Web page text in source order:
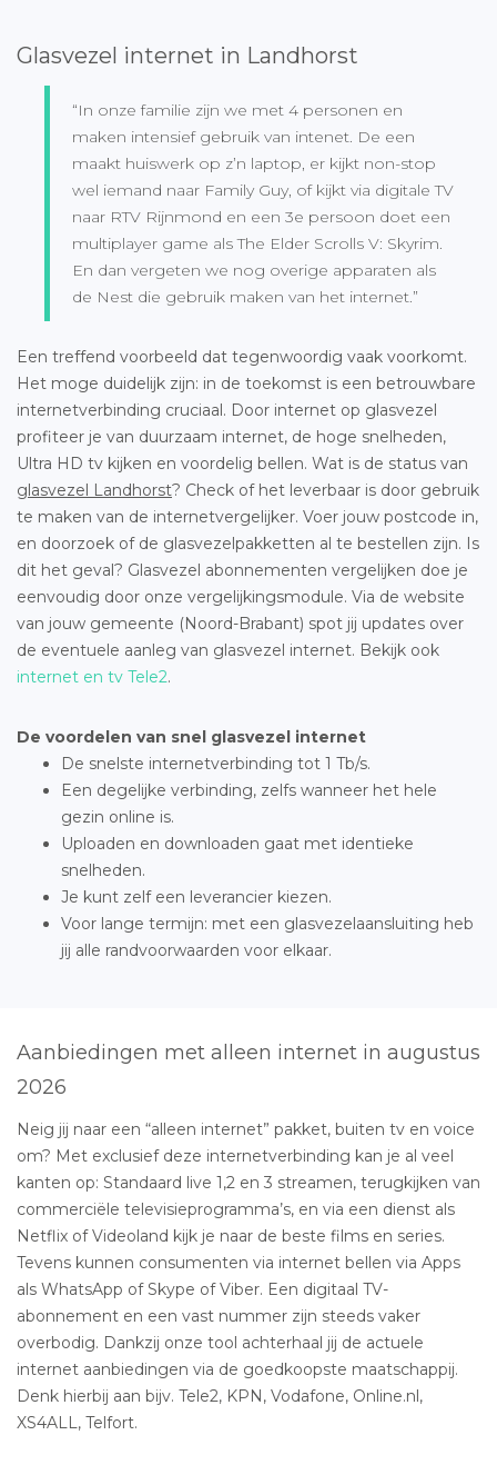
Glasvezel internet in Landhorst
“In onze familie zijn we met 4 personen en
maken intensief gebruik van intenet. De een
maakt huiswerk op z’n laptop, er kijkt non-stop
wel iemand naar Family Guy, of kijkt via digitale TV
naar RTV Rijnmond en een 3e persoon doet een
multiplayer game als The Elder Scrolls V: Skyrim.
En dan vergeten we nog overige apparaten als
de Nest die gebruik maken van het internet.”
Een treffend voorbeeld dat tegenwoordig vaak voorkomt.
Het moge duidelijk zijn: in de toekomst is een betrouwbare
internetverbinding cruciaal. Door internet op glasvezel
profiteer je van duurzaam internet, de hoge snelheden,
Ultra HD tv kijken en voordelig bellen. Wat is de status van
glasvezel Landhorst? Check of het leverbaar is door gebruik
te maken van de internetvergelijker. Voer jouw postcode in,
en doorzoek of de glasvezelpakketten al te bestellen zijn. Is
dit het geval? Glasvezel abonnementen vergelijken doe je
eenvoudig door onze vergelijkingsmodule. Via de website
van jouw gemeente (Noord-Brabant) spot jij updates over
de eventuele aanleg van glasvezel internet. Bekijk ook
internet en tv Tele2.
De voordelen van snel glasvezel internet
De snelste internetverbinding tot 1 Tb/s.
Een degelijke verbinding, zelfs wanneer het hele
gezin online is.
Uploaden en downloaden gaat met identieke
snelheden.
Je kunt zelf een leverancier kiezen.
Voor lange termijn: met een glasvezelaansluiting heb
jij alle randvoorwaarden voor elkaar.
Aanbiedingen met alleen internet in augustus
2026
Neig jij naar een “alleen internet” pakket, buiten tv en voice
om? Met exclusief deze internetverbinding kan je al veel
kanten op: Standaard live 1,2 en 3 streamen, terugkijken van
commerciële televisieprogramma’s, en via een dienst als
Netflix of Videoland kijk je naar de beste films en series.
Tevens kunnen consumenten via internet bellen via Apps
als WhatsApp of Skype of Viber. Een digitaal TV-
abonnement en een vast nummer zijn steeds vaker
overbodig. Dankzij onze tool achterhaal jij de actuele
internet aanbiedingen via de goedkoopste maatschappij.
Denk hierbij aan bijv. Tele2, KPN, Vodafone, Online.nl,
XS4ALL, Telfort.